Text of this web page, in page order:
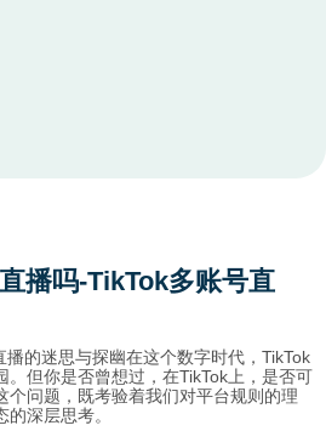
播吗-TikTok多账号直
的迷思与探幽在这个数字时代，TikTok
。但你是否曾想过，在TikTok上，是否可
个问题，既考验着我们对平台规则的理
深层思考。